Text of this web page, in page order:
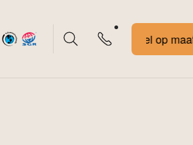
Voorstel op maat -